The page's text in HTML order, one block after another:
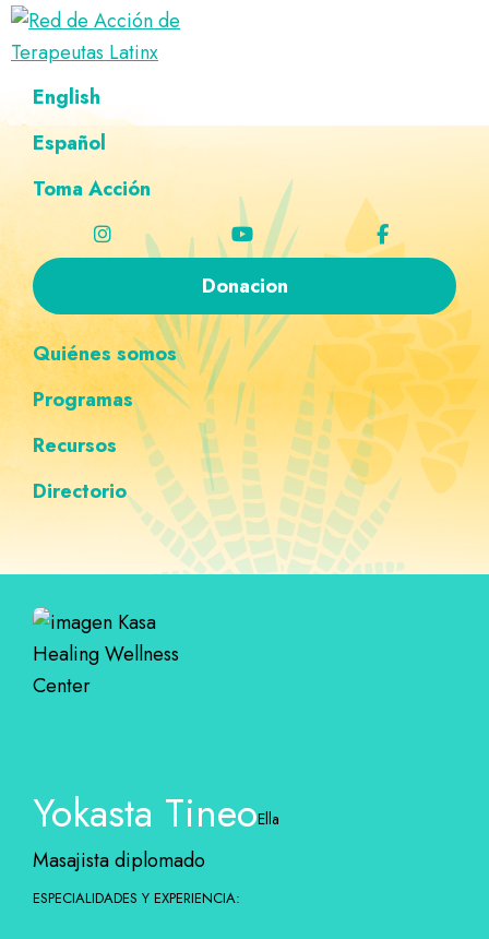
Saltar
navegación
principal
Ir
al
principal
Saltar
al
página
Saltar
navegación
personalizada
Red
de
Acción
de
Latinx
Directorio
terapeutas
Latinx
English
Español
Toma Acción
Donacion
Quiénes somos
Programas
Recursos
Directorio
Yokasta TineoElla
Masajista diplomado
ESPECIALIDADES Y EXPERIENCIA: